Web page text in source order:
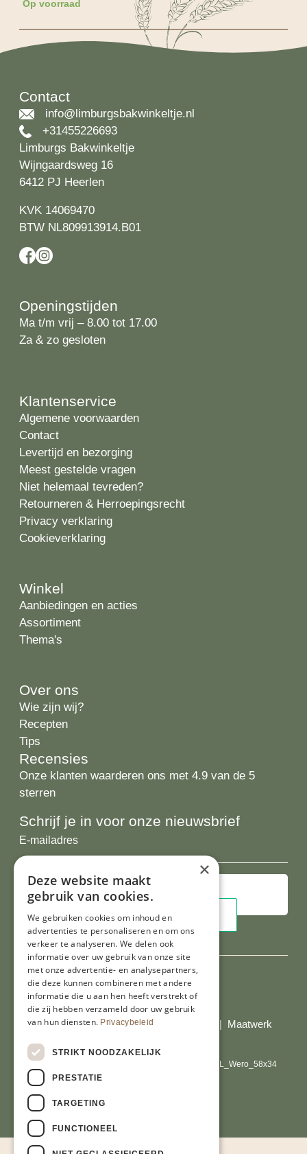
Op voorraad
Contact
info@limburgsbakwinkeltje.nl
+31455226693
Limburgs Bakwinkeltje
Wijngaardsweg 16
6412 PJ Heerlen
KVK 14069470
BTW NL809913914.B01
Openingstijden
Ma t/m vrij – 8.00 tot 17.00
Za & zo gesloten
Klantenservice
Algemene voorwaarden
Contact
Levertijd en bezorging
Meest gestelde vragen
Niet helemaal tevreden?
Retourneren & Herroepingsrecht
Privacy verklaring
Cookieverklaring
Winkel
Aanbiedingen en acties
Assortiment
Thema's
Over ons
Wie zijn wij?
Recepten
Tips
Recensies
Onze klanten waarderen ons met 4.9 van de 5
sterren
Schrijf je in voor onze nieuwsbrief
E-
mailadres
Al onze prijzen zijn incl. BTW
© Copyright 2026 Limburgs Bakwinkeltje | Maatwerk
×
Deze website maakt
gebruik van cookies.
We gebruiken cookies om inhoud en
advertenties te personaliseren en om ons
verkeer te analyseren. We delen ook
informatie over uw gebruik van onze site
met onze advertentie- en analysepartners,
die deze kunnen combineren met andere
informatie die u aan hen heeft verstrekt of
die zij hebben verzameld door uw gebruik
van hun diensten. Privacybeleid
STRIKT NOODZAKELIJK
PRESTATIE
TARGETING
FUNCTIONEEL